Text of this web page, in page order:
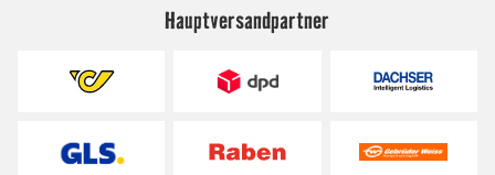
Hauptversandpartner